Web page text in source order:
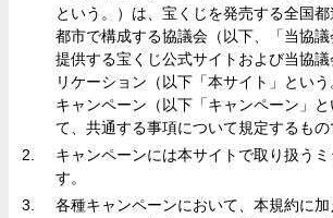
という。）は、宝くじを発売する全国
都市で構成する協議会（以下、「当協
提供する宝くじ公式サイトおよび当協
リケーション（以下「本サイト」とい
キャンペーン（以下「キャンペーン」
て、共通する事項について規定するもの
キャンペーンには本サイトで取り扱う
す。
各種キャンペーンにおいて、本規約に